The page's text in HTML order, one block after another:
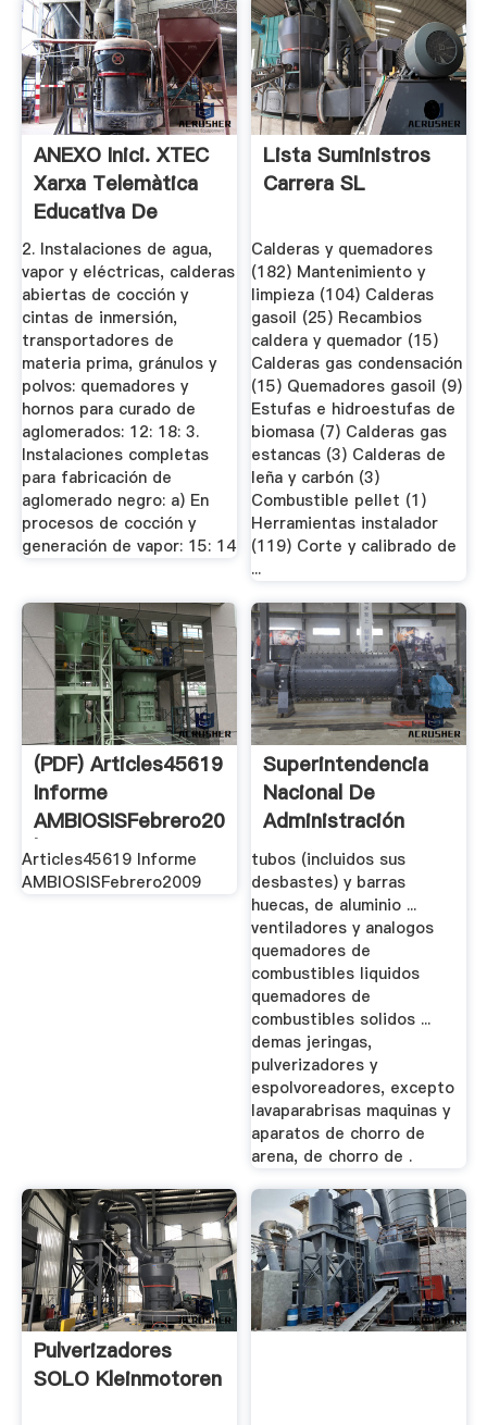
ANEXO Inici. XTEC
Xarxa Telemàtica
Educativa De
Catalunya
2. Instalaciones de agua,
vapor y eléctricas, calderas
abiertas de cocción y
cintas de inmersión,
transportadores de
materia prima, gránulos y
polvos: quemadores y
hornos para curado de
aglomerados: 12: 18: 3.
Instalaciones completas
para fabricación de
aglomerado negro: a) En
procesos de cocción y
generación de vapor: 15: 14
Lista Suministros
Carrera SL
Calderas y quemadores
(182) Mantenimiento y
limpieza (104) Calderas
gasoil (25) Recambios
caldera y quemador (15)
Calderas gas condensación
(15) Quemadores gasoil (9)
Estufas e hidroestufas de
biomasa (7) Calderas gas
estancas (3) Calderas de
leña y carbón (3)
Combustible pellet (1)
Herramientas instalador
(119) Corte y calibrado de
...
(PDF) Articles45619
Informe
AMBIOSISFebrero2009
| Ve Mart ...
Articles45619 Informe
AMBIOSISFebrero2009
Superintendencia
Nacional De
Administración
Tributaria
tubos (incluidos sus
desbastes) y barras
huecas, de aluminio ...
ventiladores y analogos
quemadores de
combustibles liquidos
quemadores de
combustibles solidos ...
demas jeringas,
pulverizadores y
espolvoreadores, excepto
lavaparabrisas maquinas y
aparatos de chorro de
arena, de chorro de .
Pulverizadores
SOLO Kleinmotoren